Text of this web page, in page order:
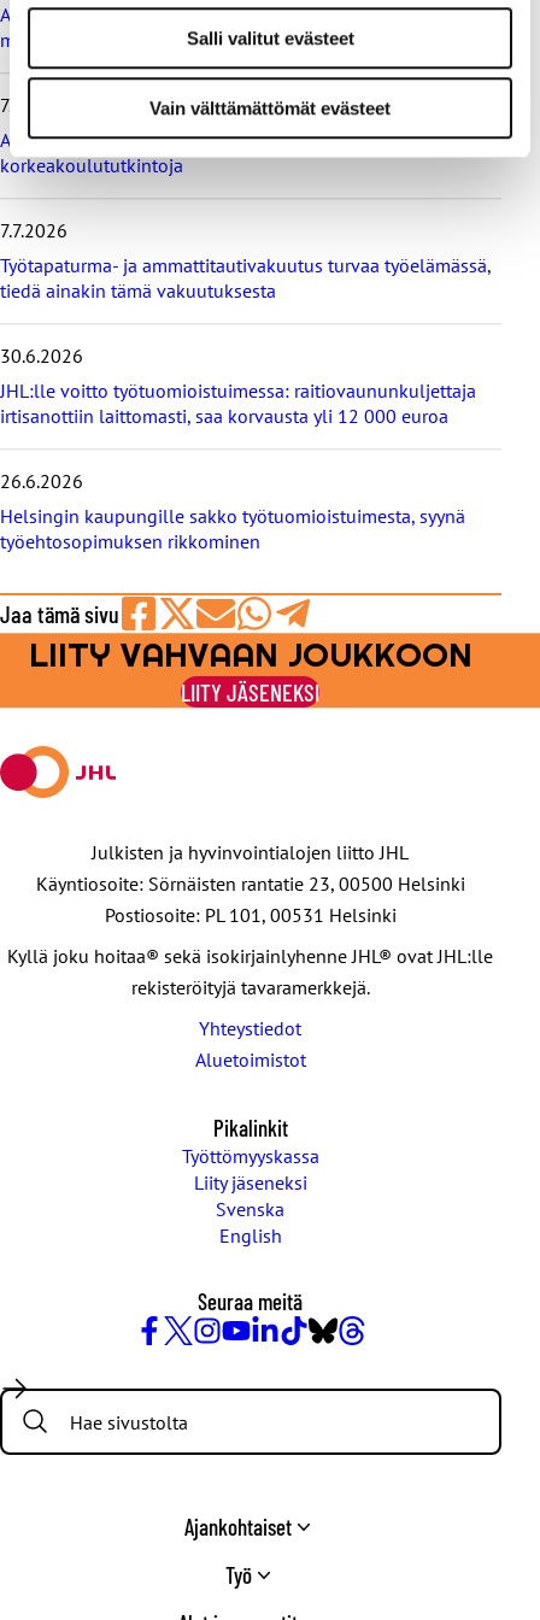
Salli valitut evästeet
Vain välttämättömät evästeet
s
i
ä
t
u
u
t
i
e
t
Ammattiliitto JHL vastustaa valtiokonttoria koskevan lain
muutosta
7.7.2026
Ammattiliitto JHL vastustaa maksullisia avoimia
korkeakoulututkintoja
7.7.2026
Työtapaturma- ja ammattitautivakuutus turvaa työelämässä,
tiedä ainakin tämä vakuutuksesta
30.6.2026
JHL:lle voitto työtuomioistuimessa: raitiovaununkuljettaja
irtisanottiin laittomasti, saa korvausta yli 12 000 euroa
26.6.2026
Helsingin kaupungille sakko työtuomioistuimesta, syynä
työehtosopimuksen rikkominen
Jaa tämä sivu
Jaa
Facebookissa
Jaa
viestipalvelu
X:ssä
Jaa
sähköpostilla
Jaa
WhatsAppilla
Jaa
Telegramilla
LIITY VAHVAAN JOUKKOON
LIITY JÄSENEKSI
Julkisten ja hyvinvointialojen liitto JHL
Käyntiosoite: Sörnäisten rantatie 23, 00500 Helsinki
Postiosoite: PL 101, 00531 Helsinki
Kyllä joku hoitaa® sekä isokirjainlyhenne JHL® ovat JHL:lle
rekisteröityjä tavaramerkkejä.
Yhteystiedot
Aluetoimistot
Pikalinkit
Työttömyyskassa
Liity jäseneksi
Svenska
English
Seuraa meitä
/
Twitter
Search:
Ajankohtaiset
Työ